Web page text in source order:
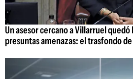
Un asesor cercano a Villarruel quedó
presuntas amenazas: el trasfondo